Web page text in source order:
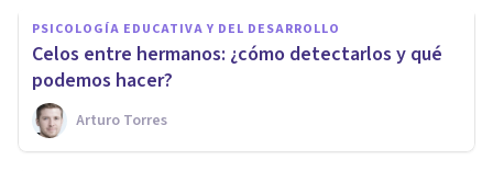
PSICOLOGÍA EDUCATIVA Y DEL DESARROLLO
Celos entre hermanos: ¿cómo detectarlos y qué
podemos hacer?
Arturo Torres